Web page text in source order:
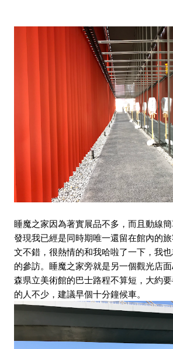
睡魔之家因為著實展品不多，而且動線
發現我已經是同時期唯一還留在館內的
文不錯，很熱情的和我哈啦了一下，我
的參訪。睡魔之家旁就是另一個觀光店
森県立美術館的巴士路程不算短，大約
的人不少，建議早個十分鐘候車。